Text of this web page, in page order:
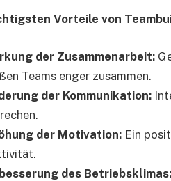
Vorteile von
der Zusammenarbeit:
Teams enger zusammen.
der Kommunikation:
der Motivation:Ein
des Betriebsklimas: